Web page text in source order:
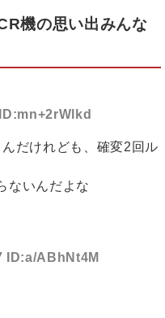
機の思い出みんな
だけれども、確変2回ル
ないんだよな
ID:a/ABhNt4M